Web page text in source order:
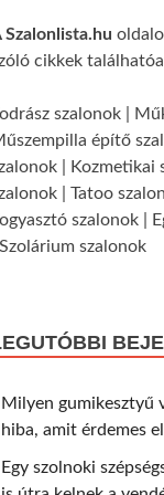
Szalonlista.hu
cikkek
szalonok |
építő
| Kozmetikai
| Tatoo
szalonok |
| Szolárium szalonok
Milyen gumikesztyű
hiba, amit érdemes
Egy szolnoki